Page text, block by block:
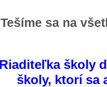
Tešíme sa na
Riaditeľka školy
školy, ktorí sa